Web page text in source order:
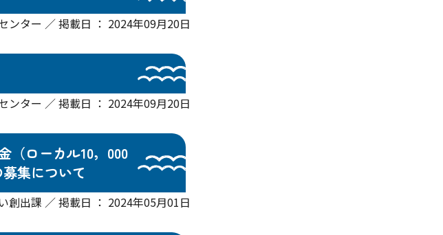
ンター ／ 掲載日 ： 2024年09月20日
ンター ／ 掲載日 ： 2024年09月20日
（ローカル10，000
集について
創出課 ／ 掲載日 ： 2024年05月01日